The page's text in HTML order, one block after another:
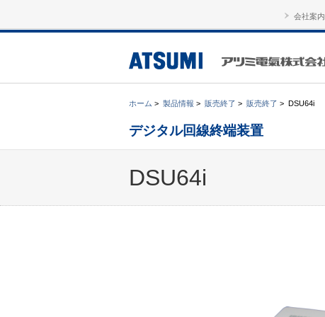
会社案内
ホーム > 製品情報 > 販売終了 > 販売終了 > DSU64i
デジタル回線終端装置
DSU64i